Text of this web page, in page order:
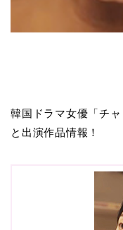
韓国ドラマ女優「チ
と出演作品情報！